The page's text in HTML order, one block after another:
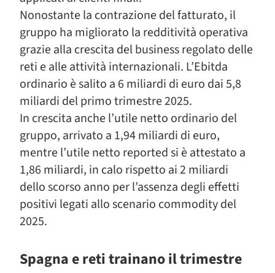
Nonostante la contrazione del fatturato, il
gruppo ha migliorato la redditività operativa
grazie alla crescita del business regolato delle
reti e alle attività internazionali. L’Ebitda
ordinario è salito a 6 miliardi di euro dai 5,8
miliardi del primo trimestre 2025.
In crescita anche l’utile netto ordinario del
gruppo, arrivato a 1,94 miliardi di euro,
mentre l’utile netto reported si è attestato a
1,86 miliardi, in calo rispetto ai 2 miliardi
dello scorso anno per l’assenza degli effetti
positivi legati allo scenario commodity del
2025.
Spagna e reti trainano il trimestre